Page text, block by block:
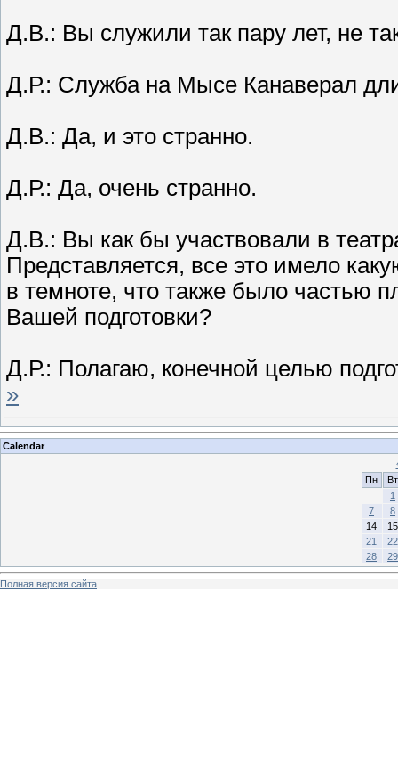
Д.В.: Вы служили так пару лет, не
Д.Р.: Служба на Мысе Канаверал
Д.В.: Да, и это странно.
Д.Р.: Да, очень странно.
Д.В.: Вы как бы участвовали в
Представляется, все это имело
в темноте, что также было частью
Вашей подготовки?
Д.Р.: Полагаю, конечной целью
»
Calendar
Пн
Вт
1
7
8
14
15
21
22
28
29
Полная версия сайта